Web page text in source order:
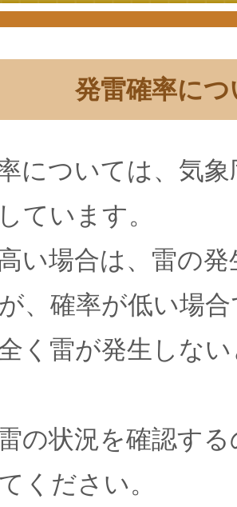
発雷確率につ
については、気
ています。
い場合は、雷の
、確率が低い場
く雷が発生しな
の状況を確認す
ください。